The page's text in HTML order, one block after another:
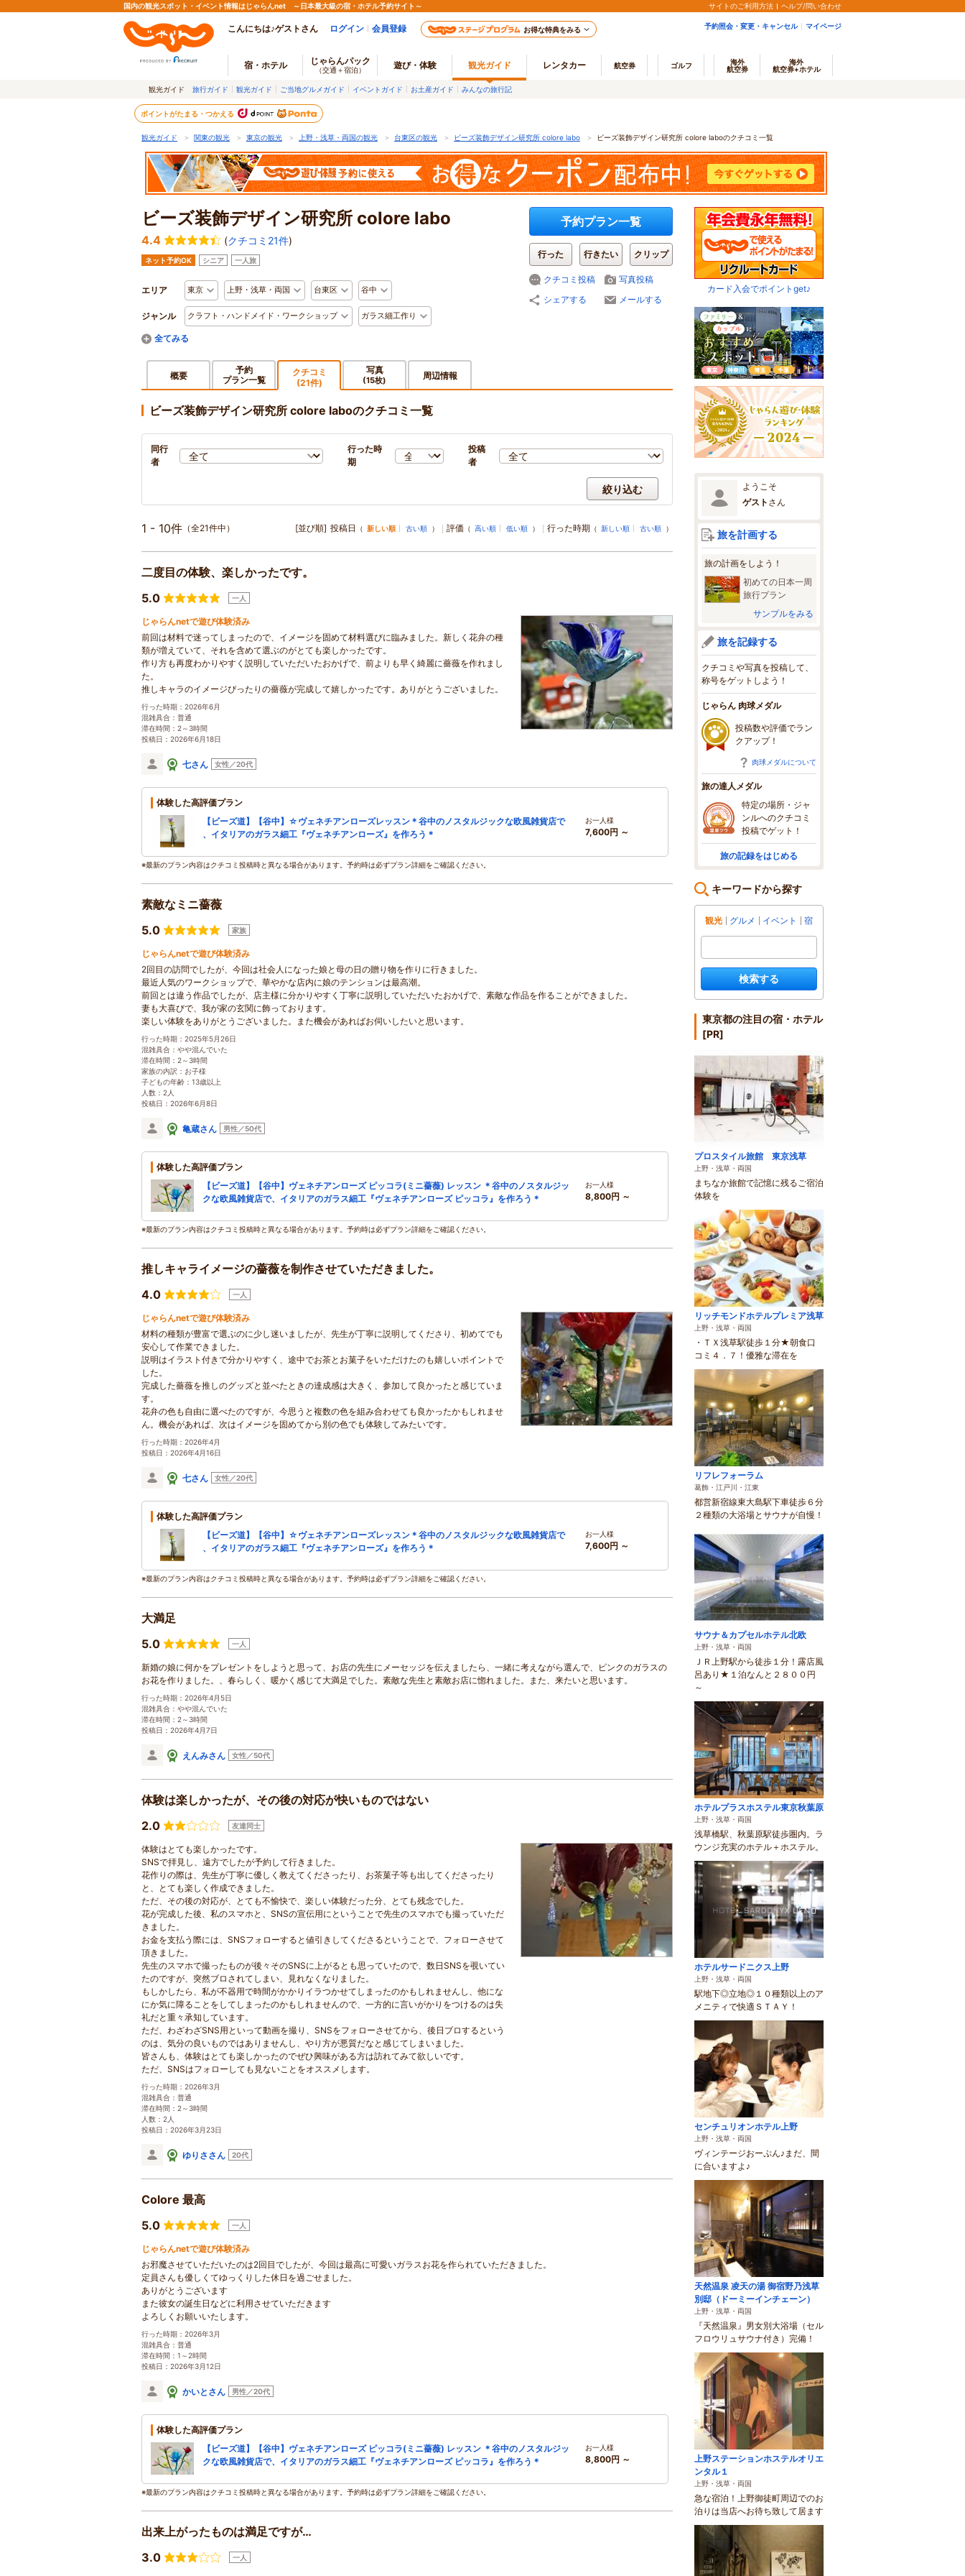
国内の観光スポット・イベント情報はじゃらんnet ～日本最大級の宿・ホテル予約サイト～ サイトのご利用方法 ヘルプ/問い合わせ
こんにちは♪ゲストさん ログイン 会員登録 お得な特典をみる 予約照会・変更・キャンセル マイページ
宿・ホテル じゃらんパック
（交通＋宿泊） 遊び・体験 観光ガイド レンタカー 航空券 ゴルフ
海外
航空券
海外
航空券+ホテル
観光ガイド 旅行ガイド 観光ガイド ご当地グルメガイド イベントガイド お土産ガイド みんなの旅行記
ポイントがたまる・つかえる
観光ガイド ＞ 関東の観光 ＞ 東京の観光 ＞ 上野・浅草・両国の観光 ＞ 台東区の観光 ＞ ビーズ装飾デザイン研究所 colore labo ＞ ビーズ装飾デザイン研究所 colore laboのクチコミ一覧
ビーズ装飾デザイン研究所 colore labo
4.4 (クチコミ21件)
ネット予約OK シニア 一人旅
エリア 東京 上野・浅草・両国 台東区 谷中
ジャンル クラフト・ハンドメイド・ワークショップ ガラス細工作り
予約プラン一覧
行った 行きたい クリップ
クチコミ投稿
写真投稿
シェアする
メールする
概要
予約
プラン一覧
クチコミ
(21件)
写真
(15枚) 周辺情報
ビーズ装飾デザイン研究所 colore laboのクチコミ一覧
同行
者
行った時
期
投稿
者
絞り込む
1 - 10件 （全21件中） [並び順] 投稿日 （ 新しい順 古い順 ） 評価 （ 高い順 低い順 ） 行った時期 （ 新しい順 古い順 ）
二度目の体験、楽しかったです。
5.0
一人
じゃらんnetで遊び体験済み
前回は材料で迷ってしまったので、イメージを固めて材料選びに臨みました。新しく花弁の種
類が増えていて、それを含めて選ぶのがとても楽しかったです。
作り方も再度わかりやすく説明していただいたおかげで、前よりも早く綺麗に薔薇を作れまし
た。
推しキャラのイメージぴったりの薔薇が完成して嬉しかったです。ありがとうございました。
行った時期：2026年6月
混雑具合：普通
滞在時間：2～3時間
投稿日：2026年6月18日
七さん 女性／20代
体験した高評価プラン
【ビーズ道】【谷中】☆ヴェネチアンローズレッスン＊谷中のノスタルジックな欧風雑貨店で
、イタリアのガラス細工『ヴェネチアンローズ』を作ろう＊
お一人様
7,600円 ～
※最新のプラン内容はクチコミ投稿時と異なる場合があります。予約時は必ずプラン詳細をご確認ください。
素敵なミニ薔薇
5.0
家族
じゃらんnetで遊び体験済み
2回目の訪問でしたが、今回は社会人になった娘と母の日の贈り物を作りに行きました。
最近人気のワークショップで、華やかな店内に娘のテンションは最高潮。
前回とは違う作品でしたが、店主様に分かりやすく丁寧に説明していただいたおかげで、素敵な作品を作ることができました。
妻も大喜びで、我が家の玄関に飾っております。
楽しい体験をありがとうございました。また機会があればお伺いしたいと思います。
行った時期：2025年5月26日
混雑具合：やや混んでいた
滞在時間：2～3時間
家族の内訳：お子様
子どもの年齢：13歳以上
人数：2人
投稿日：2026年6月8日
亀蔵さん 男性／50代
体験した高評価プラン
【ビーズ道】【谷中】ヴェネチアンローズ ピッコラ(ミニ薔薇) レッスン ＊谷中のノスタルジッ
クな欧風雑貨店で、イタリアのガラス細工『ヴェネチアンローズ ピッコラ』を作ろう＊
お一人様
8,800円 ～
※最新のプラン内容はクチコミ投稿時と異なる場合があります。予約時は必ずプラン詳細をご確認ください。
推しキャライメージの薔薇を制作させていただきました。
4.0
一人
じゃらんnetで遊び体験済み
材料の種類が豊富で選ぶのに少し迷いましたが、先生が丁寧に説明してくださり、初めてでも
安心して作業できました。
説明はイラスト付きで分かりやすく、途中でお茶とお菓子をいただけたのも嬉しいポイントで
した。
完成した薔薇を推しのグッズと並べたときの達成感は大きく、参加して良かったと感じていま
す。
花弁の色も自由に選べたのですが、今思うと複数の色を組み合わせても良かったかもしれませ
ん。機会があれば、次はイメージを固めてから別の色でも体験してみたいです。
行った時期：2026年4月
投稿日：2026年4月16日
七さん 女性／20代
体験した高評価プラン
【ビーズ道】【谷中】☆ヴェネチアンローズレッスン＊谷中のノスタルジックな欧風雑貨店で
、イタリアのガラス細工『ヴェネチアンローズ』を作ろう＊
お一人様
7,600円 ～
※最新のプラン内容はクチコミ投稿時と異なる場合があります。予約時は必ずプラン詳細をご確認ください。
大満足
5.0
一人
新婚の娘に何かをプレゼントをしようと思って、お店の先生にメーセッジを伝えましたら、一緒に考えながら選んで、ピンクのガラスの
お花を作りました。、春らしく、暖かく感じて大満足でした。素敵な先生と素敵お店に惚れました。また、来たいと思います。
行った時期：2026年4月5日
混雑具合：やや混んでいた
滞在時間：2～3時間
投稿日：2026年4月7日
えんみさん 女性／50代
体験は楽しかったが、その後の対応が快いものではない
2.0
友達同士
体験はとても楽しかったです。
SNSで拝見し、遠方でしたが予約して行きました。
花作りの際は、先生が丁寧に優しく教えてくださったり、お茶菓子等も出してくださったり
と、とても楽しく作成できました。
ただ、その後の対応が、とても不愉快で、楽しい体験だった分、とても残念でした。
花が完成した後、私のスマホと、SNSの宣伝用にということで先生のスマホでも撮っていただ
きました。
お金を支払う際には、SNSフォローすると値引きしてくださるということで、フォローさせて
頂きました。
先生のスマホで撮ったものが後々そのSNSに上がるとも思っていたので、数日SNSを覗いてい
たのですが、突然ブロされてしまい、見れなくなりました。
もしかしたら、私が不器用で時間がかかりイラつかせてしまったのかもしれませんし、他にな
にか気に障ることをしてしまったのかもしれませんので、一方的に言いがかりをつけるのは失
礼だと重々承知しています。
ただ、わざわざSNS用といって動画を撮り、SNSをフォローさせてから、後日ブロするという
のは、気分の良いものではありませんし、やり方が悪質だなと感じてしまいました。
皆さんも、体験はとても楽しかったのでぜひ興味がある方は訪れてみて欲しいです。
ただ、SNSはフォローしても見ないことをオススメします。
行った時期：2026年3月
混雑具合：普通
滞在時間：2～3時間
人数：2人
投稿日：2026年3月23日
ゆりささん 20代
Colore 最高
5.0
一人
じゃらんnetで遊び体験済み
お邪魔させていただいたのは2回目でしたが、今回は最高に可愛いガラスお花を作られていただきました。
定員さんも優しくてゆっくりした休日を過ごせました。
ありがとうございます
また彼女の誕生日などに利用させていただきます
よろしくお願いいたします。
行った時期：2026年3月
混雑具合：普通
滞在時間：1～2時間
投稿日：2026年3月12日
かいとさん 男性／20代
体験した高評価プラン
【ビーズ道】【谷中】ヴェネチアンローズ ピッコラ(ミニ薔薇) レッスン ＊谷中のノスタルジッ
クな欧風雑貨店で、イタリアのガラス細工『ヴェネチアンローズ ピッコラ』を作ろう＊
お一人様
8,800円 ～
※最新のプラン内容はクチコミ投稿時と異なる場合があります。予約時は必ずプラン詳細をご確認ください。
出来上がったものは満足ですが…
3.0
一人
カード入会でポイントget♪
ようこそ
ゲスト さん
旅を計画する
旅の計画をしよう！
初めての日本一周
旅行プラン
サンプルをみる
旅を記録する
クチコミや写真を投稿して、
称号をゲットしよう！
じゃらん 肉球メダル
投稿数や評価でラン
クアップ！
肉球メダルについて
旅の達人メダル
特定の場所・ジャ
ンルへのクチコミ
投稿でゲット！
旅の記録をはじめる
キーワードから探す
観光 グルメ イベント 宿
検索する
東京都の注目の宿・ホテル
[PR]
プロスタイル旅館 東京浅草
上野・浅草・両国
まちなか旅館で記憶に残るご宿泊
体験を
リッチモンドホテルプレミア浅草
上野・浅草・両国
・ＴＸ浅草駅徒歩１分★朝食口
コミ４．７！優雅な滞在を
リフレフォーラム
葛飾・江戸川・江東
都営新宿線東大島駅下車徒歩６分
２種類の大浴場とサウナが自慢！
サウナ＆カプセルホテル北欧
上野・浅草・両国
ＪＲ上野駅から徒歩１分！露店風
呂あり★１泊なんと２８００円
～
ホテルプラスホステル東京秋葉原
上野・浅草・両国
浅草橋駅、秋葉原駅徒歩圏内。ラ
ウンジ充実のホテル＋ホステル。
ホテルサードニクス上野
上野・浅草・両国
駅地下◎立地◎１０種類以上のア
メニティで快適ＳＴＡＹ！
センチュリオンホテル上野
上野・浅草・両国
ヴィンテージおーぷん♪まだ、間
に合いますよ♪
天然温泉 凌天の湯 御宿野乃浅草
別邸（ドーミーインチェーン）
上野・浅草・両国
『天然温泉』男女別大浴場（セル
フロウリュサウナ付き）完備！
上野ステーションホステルオリエ
ンタル１
上野・浅草・両国
急な宿泊！上野御徒町周辺でのお
泊りは当店へお待ち致して居ます